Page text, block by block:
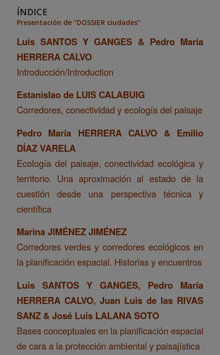
ÍNDICE
Presentación de “DOSSIER ciudades”
Luis SANTOS Y GANGES & Pedro María
HERRERA CALVO
Introducción/Introduction
Estanislao de LUIS CALABUIG
Corredores, conectividad y ecología del paisaje
Pedro María HERRERA CALVO & Emilio
DÍAZ VARELA
Ecología del paisaje, conectividad ecológica y
territorio. Una aproximación al estado de la
cuestión desde una perspectiva técnica y
científica
Marina JIMÉNEZ JIMÉNEZ
Corredores verdes y corredores ecológicos en
la planificación espacial. Historias y encuentros
Luis SANTOS Y GANGES, Pedro María
HERRERA CALVO, Juan Luis de las RIVAS
SANZ & José Luis LALANA SOTO
Bases conceptuales en la planificación espacial
de cara a la protección ambiental y paisajística